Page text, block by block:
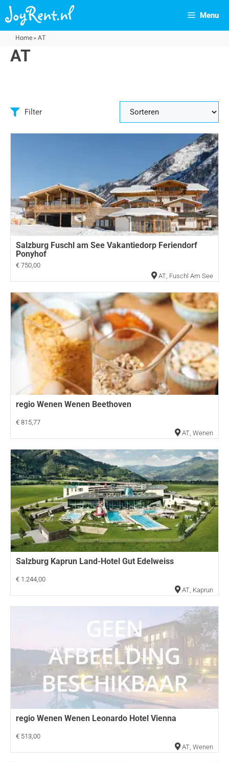
Menu
Home»AT
AT
Filter
Salzburg Fuschl am See Vakantiedorp Feriendorf
Ponyhof
€ 750,00
AT, Fuschl Am See
regio Wenen Wenen Beethoven
€ 815,77
AT, Wenen
Salzburg Kaprun Land-Hotel Gut Edelweiss
€ 1.244,00
AT, Kaprun
regio Wenen Wenen Leonardo Hotel Vienna
€ 513,00
AT, Wenen